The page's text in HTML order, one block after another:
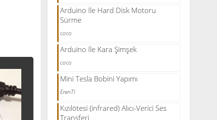
Arduino İle Hard Disk Motoru
Sürme
coco
Arduino İle Kara Şimşek
coco
Mini Tesla Bobini Yapımı
ErenTl
Kızılötesi (infrared) Alıcı-Verici Ses
Transferi